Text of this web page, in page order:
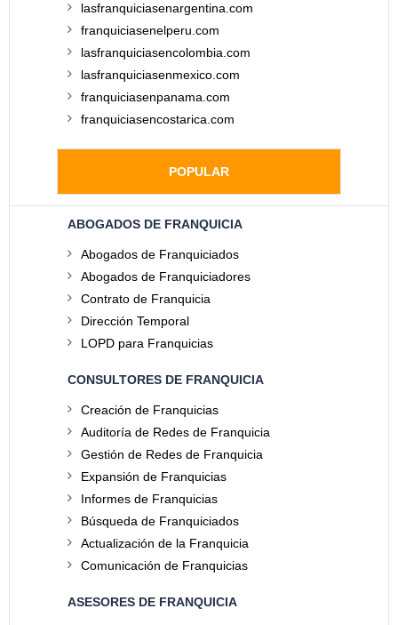
lasfranquiciasenargentina.com
franquiciasenelperu.com
lasfranquiciasencolombia.com
lasfranquiciasenmexico.com
franquiciasenpanama.com
franquiciasencostarica.com
POPULAR
ABOGADOS DE FRANQUICIA
Abogados de Franquiciados
Abogados de Franquiciadores
Contrato de Franquicia
Dirección Temporal
LOPD para Franquicias
CONSULTORES DE FRANQUICIA
Creación de Franquicias
Auditoría de Redes de Franquicia
Gestión de Redes de Franquicia
Expansión de Franquicias
Informes de Franquicias
Búsqueda de Franquiciados
Actualización de la Franquicia
Comunicación de Franquicias
ASESORES DE FRANQUICIA